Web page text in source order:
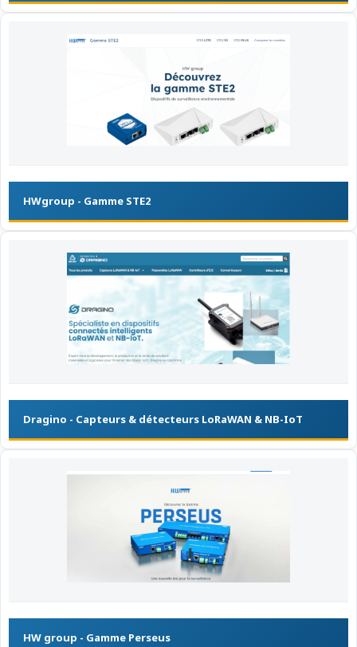
HWgroup - Gamme STE2
Dragino - Capteurs & détecteurs LoRaWAN & NB-IoT
HW group - Gamme Perseus